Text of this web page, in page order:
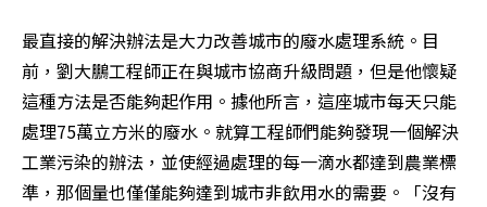
最直接的解決辦法是大力改善城市的廢水處理系統。目
前，劉大鵬工程師正在與城市協商升級問題，但是他懷疑
這種方法是否能夠起作用。據他所言，這座城市每天只能
處理75萬立方米的廢水。就算工程師們能夠發現一個解決
工業污染的辦法，並使經過處理的每一滴水都達到農業標
準，那個量也僅僅能夠達到城市非飲用水的需要。「沒有